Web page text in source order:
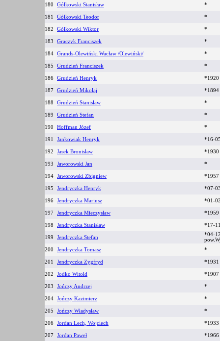
180 Gółkowski Stanisław *
181 Gółkowski Teodor *
182 Gółkowski Wiktor *
183 Graczyk Franciszek *
184 Grands-Olewiński Wacław /Olewiński/ *
185 Grudzień Franciszek *
186 Grudzień Henryk *1920
187 Grudzień Mikołaj *1894
188 Grudzień Stanisław *
189 Grudzień Stefan *
190 Hoffman Józef *
191 Jankowiak Henryk *16-
192 Jasek Bronisław *1930
193 Jaworowski Jan *
194 Jaworowski Zbigniew *1957
195 Jendryczka Henryk *07-
196 Jendryczka Mariusz *01-
197 Jendryczka Mieczysław *1959
198 Jendryczka Stanisław *17-
199 Jendryczka Stefan
*04-
200
Jendryczka Tomasz *
201 Jendryczka Zygfryd *1931
202 Jodko Witold *1907
203 Jończy Andrzej *
204 Jończy Kazimierz *
205 Jończy Władysław *
206 Jordan Lech, Wojciech *1933
207 Jordan Paweł *1966